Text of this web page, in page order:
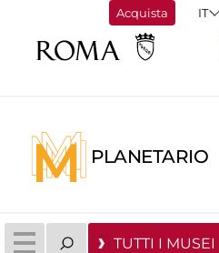
Acquista
PLANETARIO
TUTTI I MUSEI